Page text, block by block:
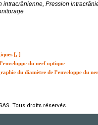
intracrânienne, Pression
[, ]
du nerf optique
du diamètre de l’enveloppe du
Tous droits réservés.